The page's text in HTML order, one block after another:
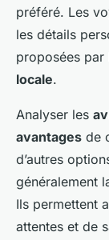
préféré. Les
les détails
proposées par
locale.
Analyser les
avantages de
d’autres
généralement
Ils permettent
attentes et de